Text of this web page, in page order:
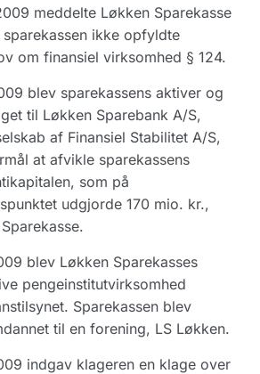
meddelte Løkken Sparekasse
sparekassen ikke opfyldte
om finansiel virksomhed § 124.
blev sparekassens aktiver og
til Løkken Sparebank A/S,
af Finansiel Stabilitet A/S,
at afvikle sparekassens
som på
udgjorde 170 mio. kr.,
blev Løkken Sparekasses
pengeinstitutvirksomhed
Sparekassen blev
til en forening, LS Løkken.
indgav klageren en klage over